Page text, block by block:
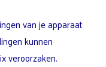
van je apparaat
kunnen
veroorzaken.